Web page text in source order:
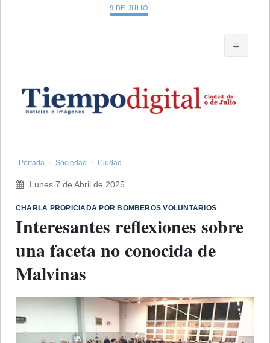
9 DE JULIO
Portada Sociedad Ciudad
Lunes 7 de Abril de 2025
​CHARLA PROPICIADA POR BOMBEROS VOLUNTARIOS
Interesantes reflexiones sobre
una faceta no conocida de
Malvinas